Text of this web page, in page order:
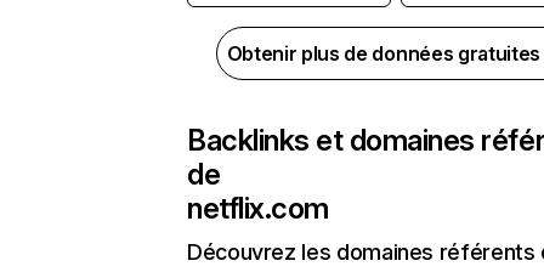
Obtenir plus de données
Backlinks et domaines
de
netflix.com
Découvrez les domaines référents